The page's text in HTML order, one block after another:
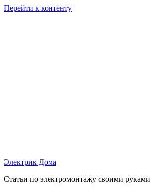
Перейти к контенту
Электрик Дома
Статьи по электромонтажу своими руками